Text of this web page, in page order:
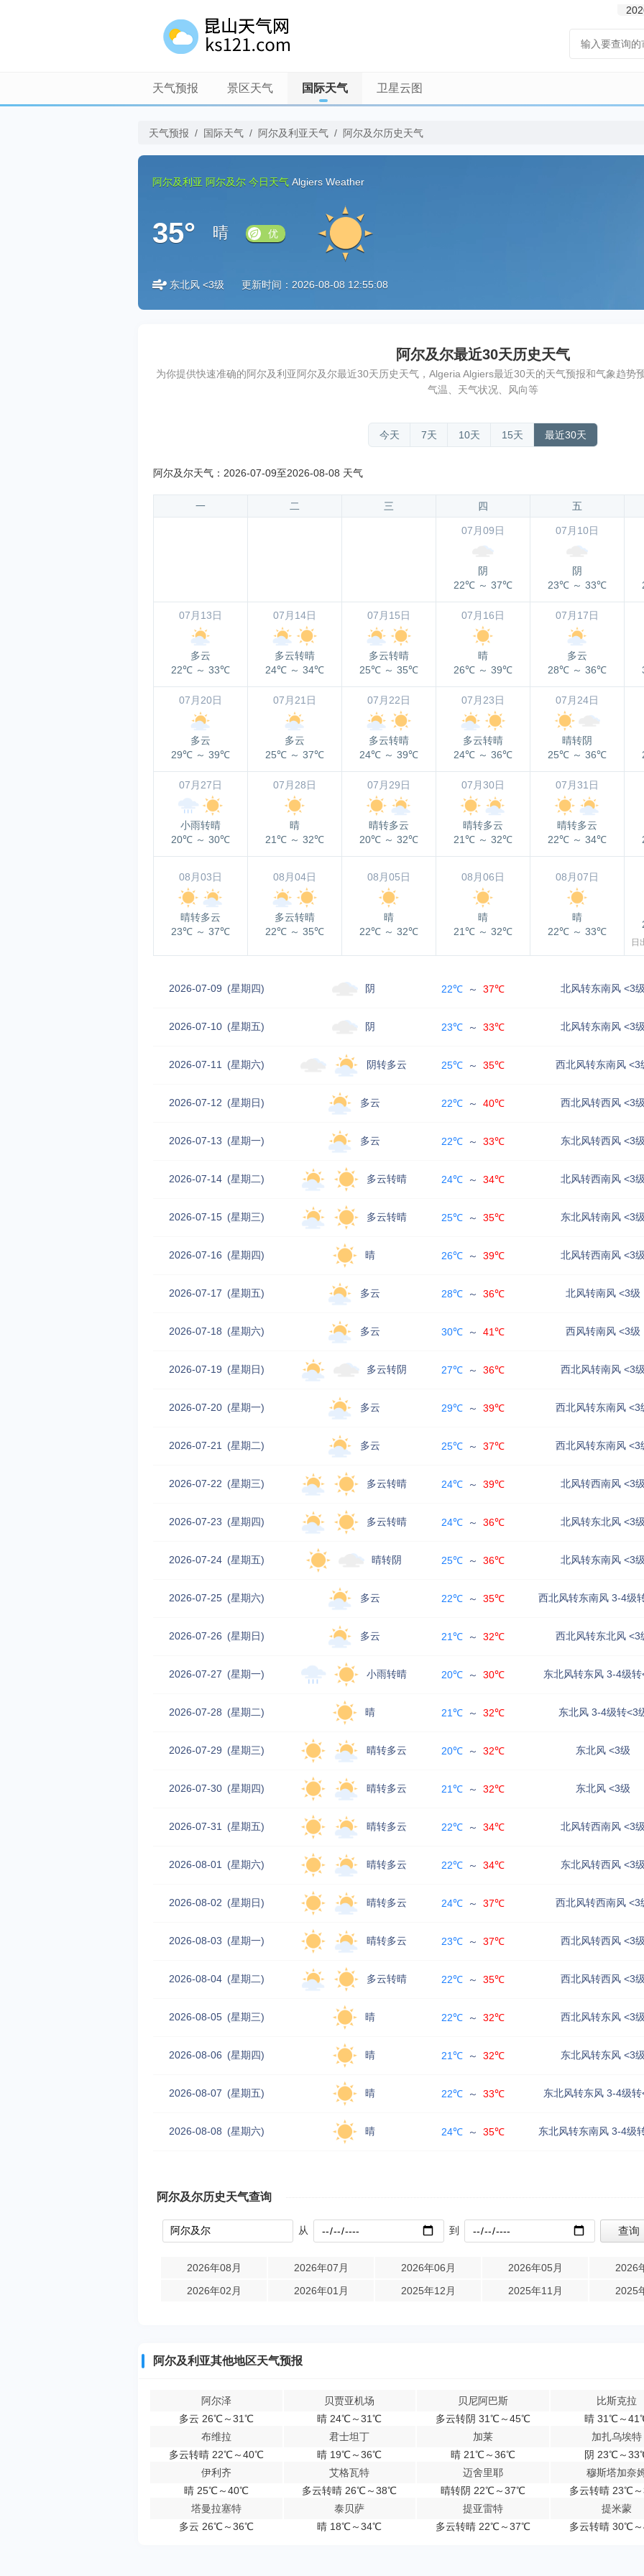
天气预报 景区天气 国际天气 卫星云图
天气预报 / 国际天气 / 阿尔及利亚天气 / 阿尔及尔历史天气
阿尔及利亚 阿尔及尔 今日天气 Algiers Weather
35° 晴 优
东北风 <3级 更新时间：2026-08-08 12:55:08
阿尔及尔最近30天历史天气
为你提供快速准确的阿尔及利亚阿尔及尔最近30天历史天气，Algeria Algiers最近30天的天气预报和气象趋势
气温、天气状况、风向等
今天 7天 10天 15天 最近30天
阿尔及尔天气：2026-07-09至2026-08-08 天气
一 二 三 四 五
07月09日
阴
22℃ ～ 37℃
07月10日
阴
23℃ ～ 33℃
07月13日
多云
22℃ ～ 33℃
07月14日
多云转晴
24℃ ～ 34℃
07月15日
多云转晴
25℃ ～ 35℃
07月16日
晴
26℃ ～ 39℃
07月17日
多云
28℃ ～ 36℃
07月20日
多云
29℃ ～ 39℃
07月21日
多云
25℃ ～ 37℃
07月22日
多云转晴
24℃ ～ 39℃
07月23日
多云转晴
24℃ ～ 36℃
07月24日
晴转阴
25℃ ～ 36℃
07月27日
小雨转晴
20℃ ～ 30℃
07月28日
晴
21℃ ～ 32℃
07月29日
晴转多云
20℃ ～ 32℃
07月30日
晴转多云
21℃ ～ 32℃
07月31日
晴转多云
22℃ ～ 34℃
08月03日
晴转多云
23℃ ～ 37℃
08月04日
多云转晴
22℃ ～ 35℃
08月05日
晴
22℃ ～ 32℃
08月06日
晴
21℃ ～ 32℃
08月07日
晴
22℃ ～ 33℃
日
2026-07-09 (星期四) 阴 22℃ ～ 37℃ 北风转东南风 <3级
2026-07-10 (星期五) 阴 23℃ ～ 33℃ 北风转东南风 <3级
2026-07-11 (星期六) 阴转多云 25℃ ～ 35℃ 西北风转东南风 <3
2026-07-12 (星期日) 多云 22℃ ～ 40℃ 西北风转西风 <3级
2026-07-13 (星期一) 多云 22℃ ～ 33℃ 东北风转西风 <3级
2026-07-14 (星期二) 多云转晴 24℃ ～ 34℃ 北风转西南风 <3级
2026-07-15 (星期三) 多云转晴 25℃ ～ 35℃ 东北风转南风 <3级
2026-07-16 (星期四) 晴 26℃ ～ 39℃ 北风转西南风 <3级
2026-07-17 (星期五) 多云 28℃ ～ 36℃ 北风转南风 <3级
2026-07-18 (星期六) 多云 30℃ ～ 41℃ 西风转南风 <3级
2026-07-19 (星期日) 多云转阴 27℃ ～ 36℃ 西北风转南风 <3级
2026-07-20 (星期一) 多云 29℃ ～ 39℃ 西北风转东南风 <3
2026-07-21 (星期二) 多云 25℃ ～ 37℃ 西北风转东南风 <3
2026-07-22 (星期三) 多云转晴 24℃ ～ 39℃ 北风转西南风 <3级
2026-07-23 (星期四) 多云转晴 24℃ ～ 36℃ 北风转东北风 <3级
2026-07-24 (星期五) 晴转阴 25℃ ～ 36℃ 北风转东南风 <3级
2026-07-25 (星期六) 多云 22℃ ～ 35℃ 西北风转东南风 3-4级
2026-07-26 (星期日) 多云 21℃ ～ 32℃ 西北风转东北风 <3
2026-07-27 (星期一) 小雨转晴 20℃ ～ 30℃ 东北风转东风 3-4级转
2026-07-28 (星期二) 晴 21℃ ～ 32℃ 东北风 3-4级转<3
2026-07-29 (星期三) 晴转多云 20℃ ～ 32℃ 东北风 <3级
2026-07-30 (星期四) 晴转多云 21℃ ～ 32℃ 东北风 <3级
2026-07-31 (星期五) 晴转多云 22℃ ～ 34℃ 北风转西南风 <3级
2026-08-01 (星期六) 晴转多云 22℃ ～ 34℃ 东北风转西风 <3级
2026-08-02 (星期日) 晴转多云 24℃ ～ 37℃ 西北风转西南风 <3
2026-08-03 (星期一) 晴转多云 23℃ ～ 37℃ 西北风转西风 <3级
2026-08-04 (星期二) 多云转晴 22℃ ～ 35℃ 西北风转西风 <3级
2026-08-05 (星期三) 晴 22℃ ～ 32℃ 西北风转东风 <3级
2026-08-06 (星期四) 晴 21℃ ～ 32℃ 东北风转东风 <3级
2026-08-07 (星期五) 晴 22℃ ～ 33℃ 东北风转东风 3-4级转
2026-08-08 (星期六) 晴 24℃ ～ 35℃ 东北风转东南风 3-4级
阿尔及尔历史天气查询
从 到
2026年08月 2026年07月 2026年06月 2026年05月 2026
2026年02月
2026年01月 2025年12月 2025年11月 2025
阿尔及利亚其他地区天气预报
阿尔泽
多云 26℃～31℃
贝贾亚机场
晴 24℃～31℃
贝尼阿巴斯
多云转阴 31℃～45℃
比斯克拉
晴 31℃～
布维拉
多云转晴 22℃～40℃
君士坦丁
晴 19℃～36℃
加莱
晴 21℃～36℃
加扎乌埃特
阴 23℃～
伊利齐
晴 25℃～40℃
艾格瓦特
多云转晴 26℃～38℃
迈舍里耶
晴转阴 22℃～37℃
穆斯塔加奈
多云转晴 23℃
塔曼拉塞特
多云 26℃～36℃
泰贝萨
晴 18℃～34℃
提亚雷特
多云转晴 22℃～37℃
提米蒙
多云转晴 30℃